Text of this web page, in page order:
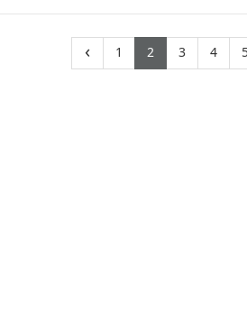
‹ 1 (current)
2(current)
3 4